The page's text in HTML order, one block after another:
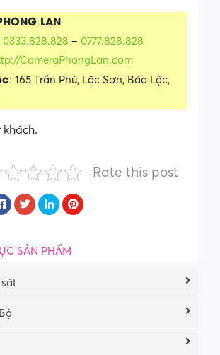
LAN
0333.828.828 – 0777.828.828
CameraPhongLan.com
: 165 Trần Phú, Lộc Sơn, Bảo Lộc,
Rate this post
SẢN PHẨM